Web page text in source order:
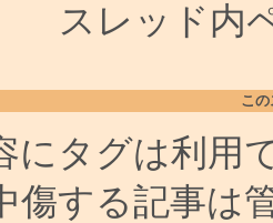
スレッド内
こ
にタグは利用
傷する記事は